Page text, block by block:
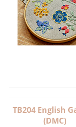
TB204 English
(DMC)